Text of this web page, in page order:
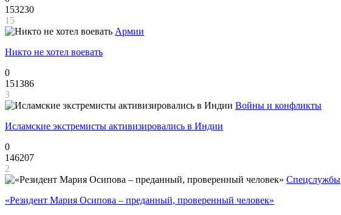
153230
15
Армии
Никто не хотел воевать
0
151386
3
Войны и конфликты
Исламские экстремисты активизировались в Индии
0
146207
2
Спецслужбы
«Резидент Мария Осипова – преданный, проверенный человек»